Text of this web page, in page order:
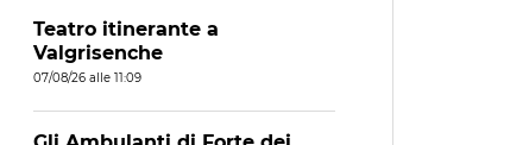
Teatro itinerante a
Valgrisenche
07/08/26 alle 11:09